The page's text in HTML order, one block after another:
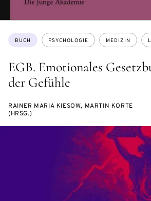
EGB. Emotionales
der Gefühle
Themen:
BUCH PSYCHOLOGIE MEDIZIN
RAINER MARIA KIESOW, MARTIN KORTE
(HRSG.)